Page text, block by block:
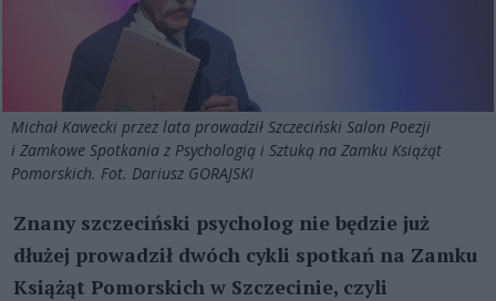
Michał Kawecki przez lata prowadził Szczeciński Salon Poezji
i Zamkowe Spotkania z Psychologią i Sztuką na Zamku Książąt
Pomorskich. Fot. Dariusz GORAJSKI
Znany szczeciński psycholog nie będzie już
dłużej prowadził dwóch cykli spotkań na Zamku
Książąt Pomorskich w Szczecinie, czyli